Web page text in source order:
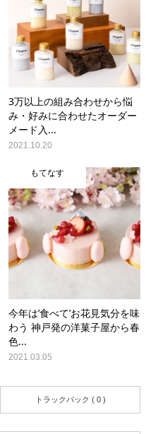
3万以上の組み合わせから悩
み・好みに合わせたオーダー
メード入...
2021.10.20
もてなす
今年は’食べて’お花見気分を味
わう 神戸発の洋菓子屋から春
色...
2021.03.05
トラックバック ( 0 )